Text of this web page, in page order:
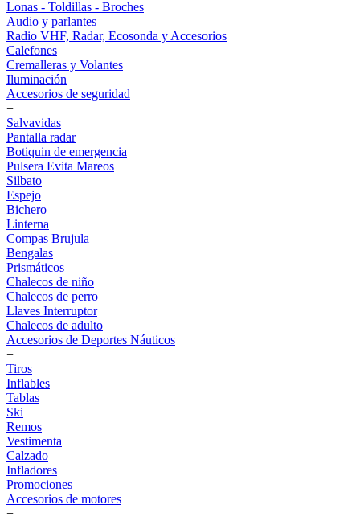
Lonas - Toldillas - Broches
Audio y parlantes
Radio VHF, Radar, Ecosonda y Accesorios
Calefones
Cremalleras y Volantes
Iluminación
Accesorios de seguridad
+
Salvavidas
Pantalla radar
Botiquin de emergencia
Pulsera Evita Mareos
Silbato
Espejo
Bichero
Linterna
Compas Brujula
Bengalas
Prismáticos
Chalecos de niño
Chalecos de perro
Llaves Interruptor
Chalecos de adulto
Accesorios de Deportes Náuticos
+
Tiros
Inflables
Tablas
Ski
Remos
Vestimenta
Calzado
Infladores
Promociones
Accesorios de motores
+